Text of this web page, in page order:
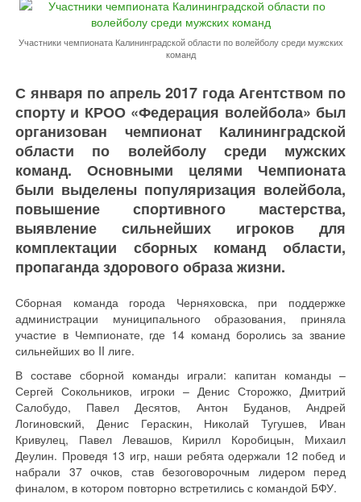
Участники чемпионата Калининградской области по волейболу среди мужских
команд
С января по апрель 2017 года Агентством по
спорту и КРОО «Федерация волейбола» был
организован чемпионат Калининградской
области по волейболу среди мужских
команд. Основными целями Чемпионата
были выделены популяризация волейбола,
повышение спортивного мастерства,
выявление сильнейших игроков для
комплектации сборных команд области,
пропаганда здорового образа жизни.
Сборная команда города Черняховска, при поддержке
администрации муниципального образования, приняла
участие в Чемпионате, где 14 команд боролись за звание
сильнейших во II лиге.
В составе сборной команды играли: капитан команды –
Сергей Сокольников, игроки – Денис Сторожко, Дмитрий
Салобудо, Павел Десятов, Антон Буданов, Андрей
Логиновский, Денис Гераскин, Николай Тугушев, Иван
Кривулец, Павел Левашов, Кирилл Коробицын, Михаил
Деулин. Проведя 13 игр, наши ребята одержали 12 побед и
набрали 37 очков, став безоговорочным лидером перед
финалом, в котором повторно встретились с командой БФУ.